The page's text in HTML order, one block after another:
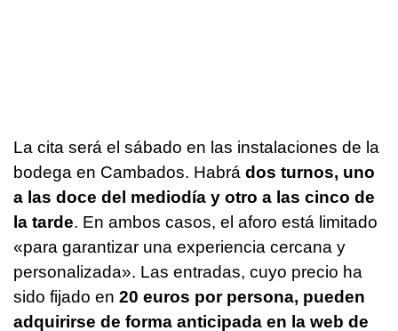
La cita será el sábado en las instalaciones de la
bodega en Cambados. Habrá dos turnos, uno
a las doce del mediodía y otro a las cinco de
la tarde. En ambos casos, el aforo está limitado
«para garantizar una experiencia cercana y
personalizada». Las entradas, cuyo precio ha
sido fijado en 20 euros por persona, pueden
adquirirse de forma anticipada en la web de